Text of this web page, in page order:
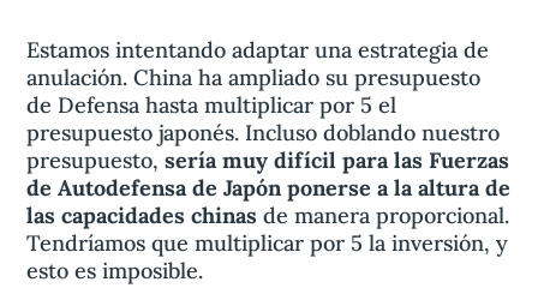
Estamos intentando adaptar una estrategia de
anulación. China ha ampliado su presupuesto
de Defensa hasta multiplicar por 5 el
presupuesto japonés. Incluso doblando nuestro
presupuesto,sería muy difícil para las Fuerzas
de Autodefensa de Japón ponerse a la altura de
las capacidades chinas de manera proporcional.
Tendríamos que multiplicar por 5 la inversión, y
esto es imposible.